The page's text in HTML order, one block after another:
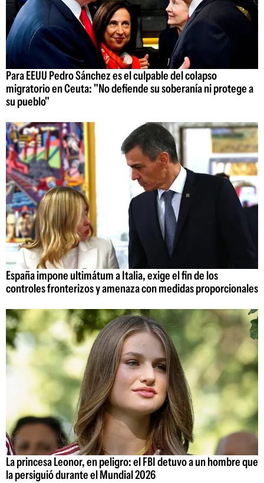
Para EEUU Pedro Sánchez es el culpable del colapso
migratorio en Ceuta: "No defiende su soberanía ni protege a
su pueblo"
España impone ultimátum a Italia, exige el fin de los
controles fronterizos y amenaza con medidas proporcionales
La princesa Leonor, en peligro: el FBI detuvo a un hombre que
la persiguió durante el Mundial 2026